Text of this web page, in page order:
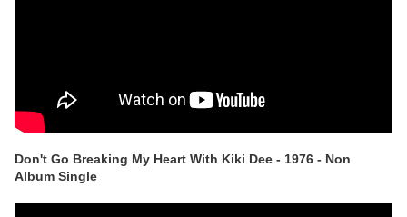
Don't Go Breaking My Heart With Kiki Dee - 1976 - Non
Album Single